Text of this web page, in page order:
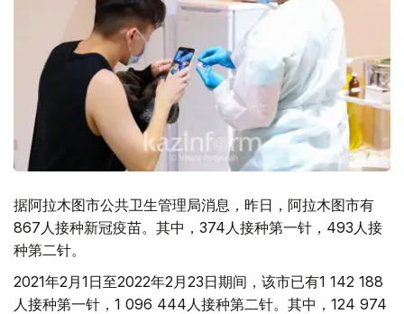
据阿拉木图市公共卫生管理局消息，昨日，阿拉木图市有
867人接种新冠疫苗。其中，374人接种第一针，493人接
种第二针。
2021年2月1日至2022年2月23日期间，该市已有1 142 188
人接种第一针，1 096 444人接种第二针。其中，124 974